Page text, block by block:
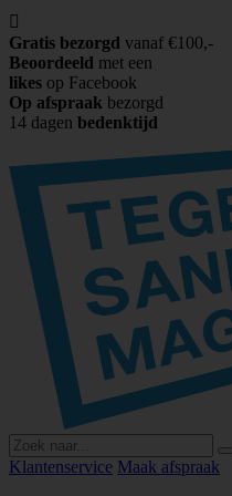

Gratis bezorgd vanaf €100,-
Beoordeeld met een
likes op Facebook
Op afspraak bezorgd
14 dagen bedenktijd
Klantenservice Maak afspraak